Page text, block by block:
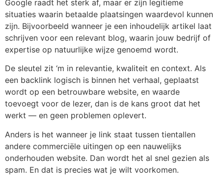
Google raadt het sterk af, maar er zijn legitieme
situaties waarin betaalde plaatsingen waardevol kunnen
zijn. Bijvoorbeeld wanneer je een inhoudelijk artikel laat
schrijven voor een relevant blog, waarin jouw bedrijf of
expertise op natuurlijke wijze genoemd wordt.
De sleutel zit ‘m in relevantie, kwaliteit en context. Als
een backlink logisch is binnen het verhaal, geplaatst
wordt op een betrouwbare website, en waarde
toevoegt voor de lezer, dan is de kans groot dat het
werkt — en geen problemen oplevert.
Anders is het wanneer je link staat tussen tientallen
andere commerciële uitingen op een nauwelijks
onderhouden website. Dan wordt het al snel gezien als
spam. En dat is precies wat je wilt voorkomen.